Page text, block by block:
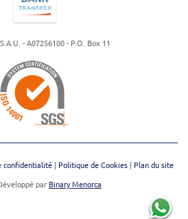
- A07256100 - P.O. Box 11
confidentialité Politique de Cookies
Plan du site
par Binary Menorca